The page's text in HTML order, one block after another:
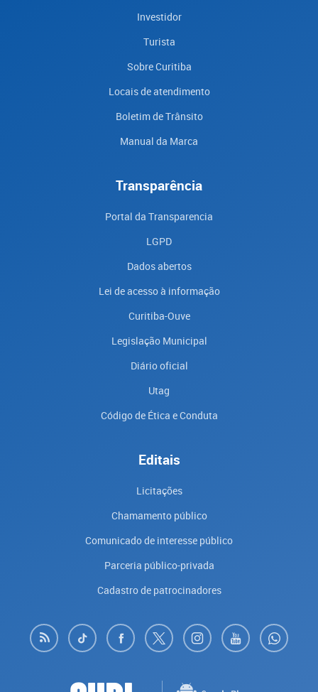
Investidor
Turista
Sobre Curitiba
Locais de atendimento
Boletim de Trânsito
Manual da Marca
Transparência
Portal da Transparencia
LGPD
Dados abertos
Lei de acesso à informação
Curitiba-Ouve
Legislação Municipal
Diário oficial
Utag
Código de Ética e Conduta
Editais
Licitações
Chamamento público
Comunicado de interesse público
Parceria público-privada
Cadastro de patrocinadores